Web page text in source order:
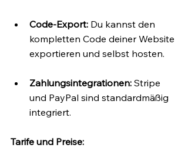
Code-Export: Du kannst den
kompletten Code deiner Website
exportieren und selbst hosten.
Zahlungsintegrationen: Stripe
und PayPal sind standardmäßig
integriert.
Tarife und Preise: